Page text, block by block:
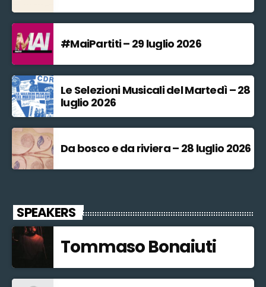
#MaiPartiti – 29 luglio 2026
Le Selezioni Musicali del Martedì – 28
luglio 2026
Da bosco e da riviera – 28 luglio 2026
SPEAKERS
Tommaso Bonaiuti